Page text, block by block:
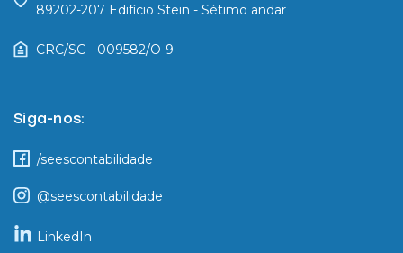
89202-207 Edifício Stein - Sétimo andar
CRC/SC - 009582/O-9
Siga-nos:
/seescontabilidade
@seescontabilidade
LinkedIn